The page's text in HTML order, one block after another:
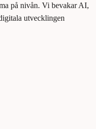
på nivån. Vi bevakar AI,
utvecklingen